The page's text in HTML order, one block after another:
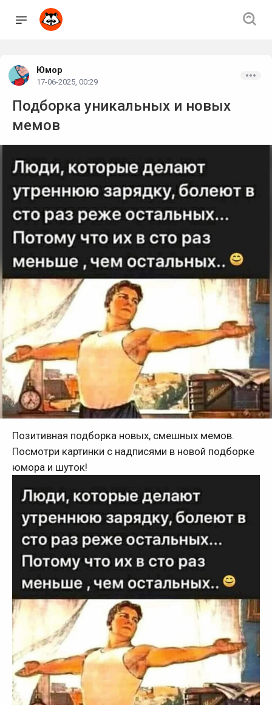
Юмор
17-06-2025, 00:29
Подборка уникальных и новых
мемов
Позитивная подборка новых, смешных мемов.
Посмотри картинки с надписями в новой подборке
юмора и шуток!